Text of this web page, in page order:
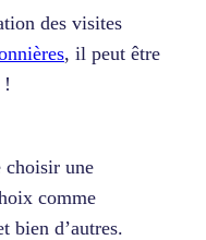
des visites
, il peut être
!
choisir une
comme
bien d’autres.